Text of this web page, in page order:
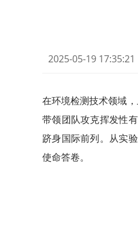
2025-05-19 17:35:21
在环境检测技术领域
带领团队攻克挥发性
跻身国际前列。从实
使命答卷。